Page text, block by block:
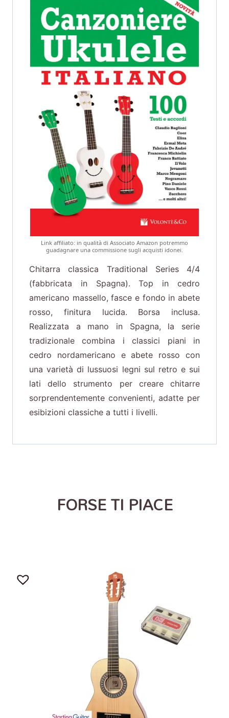
Link affiliato: in qualità di Associato Amazon potremmo
guadagnare una commissione sugli acquisti idonei.
Chitarra classica Traditional Series 4/4
(fabbricata in Spagna). Top in cedro
americano massello, fasce e fondo in abete
rosso, finitura lucida. Borsa inclusa.
Realizzata a mano in Spagna, la serie
tradizionale combina i classici piani in
cedro nordamericano e abete rosso con
una varietà di lussuosi legni sul retro e sui
lati dello strumento per creare chitarre
sorprendentemente convenienti, adatte per
esibizioni classiche a tutti i livelli.
FORSE TI PIACE